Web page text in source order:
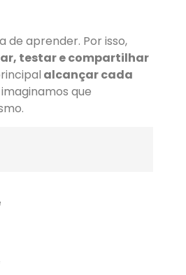
de aprender. Por isso,
testar e compartilhar
alcançar cada
imaginamos que